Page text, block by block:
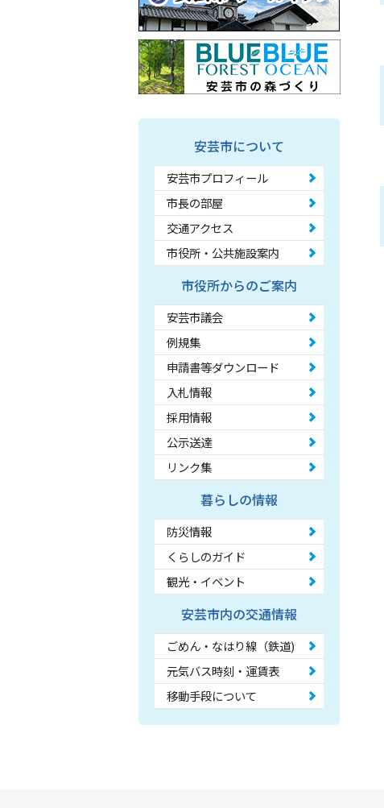
安芸市について
安芸市プロフィール
市長の部屋
交通アクセス
市役所・公共施設案内
市役所からのご案内
安芸市議会
例規集
申請書等ダウンロード
入札情報
採用情報
公示送達
リンク集
暮らしの情報
防災情報
くらしのガイド
観光・イベント
安芸市内の交通情報
ごめん・なはり線（鉄道)
元気バス時刻・運賃表
移動手段について